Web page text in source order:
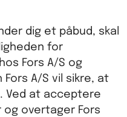
dig et påbud, skal
for
Fors A/S og
A/S vil sikre, at
Ved at acceptere
overtager Fors